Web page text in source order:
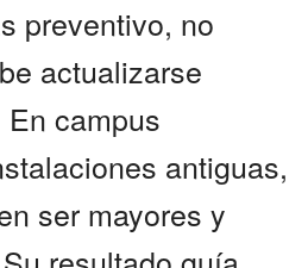
preventivo, no
actualizarse
campus
antiguas,
ser mayores y